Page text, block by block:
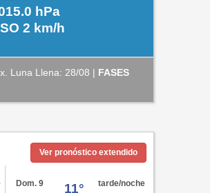
hPa
2 km/h
Luna Llena: 28/08 | FASES
Ver pronóstico extendido
Dom. 9
11°
tarde/noche